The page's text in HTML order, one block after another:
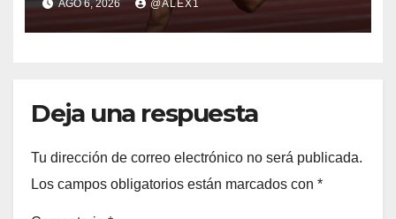
Diego, en el Mundial Sub-20
AGO 6, 2026 @ALEX1
Deja una respuesta
Tu dirección de correo electrónico no será publicada.
Los campos obligatorios están marcados con *